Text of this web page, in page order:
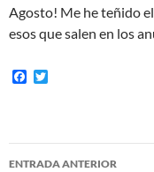
Agosto! Me he teñido
esos que salen en los
F
o
o
e
r
Navegación
ENTRADA ANTERIOR